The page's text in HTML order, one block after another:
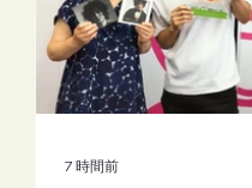
【FM-YRC】とな
7 時間前